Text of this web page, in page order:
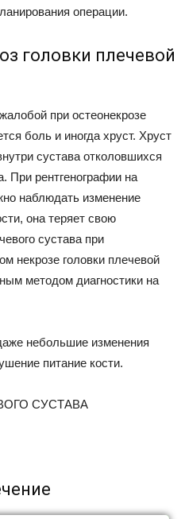
операции.
головки плечевой
при остеонекрозе
боль и иногда хруст. Хруст
сустава отколовшихся
При рентгенографии на
наблюдать изменение
она теряет свою
сустава при
некрозе головки плечевой
методом диагностики на
небольшие изменения
питание кости.
СУСТАВА